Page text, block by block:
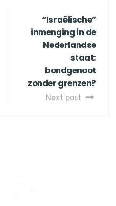
“Israëlische”
inmenging in de
Nederlandse
staat:
bondgenoot
zonder grenzen?
Next post